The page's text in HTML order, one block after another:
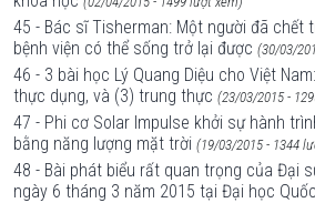
45 - Bác sĩ Tisherman: Một người đã chết
bệnh viện có thể sống trở lại được (30/03/
46 - 3 bài học Lý Quang Diệu cho Việt
thực dụng, và (3) trung thực (23/03/2015 -
47 - Phi cơ Solar Impulse khởi sự hành
bằng năng lượng mặt trời (19/03/2015 - 1344
48 - Bài phát biểu rất quan trọng của Đại
ngày 6 tháng 3 năm 2015 tại Đại học